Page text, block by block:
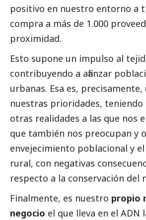
positivo en nuestro entorno a
compra a más de 1.000
proximidad.
Esto supone un impulso al
contribuyendo a afianzar
urbanas. Esa es, precisamente,
nuestras prioridades, teniendo
otras realidades a las que nos
que también nos preocupan y
envejecimiento poblacional y
rural, con negativas
respecto a la conservación del
Finalmente, es nuestro propio
negocio el que lleva en el ADN